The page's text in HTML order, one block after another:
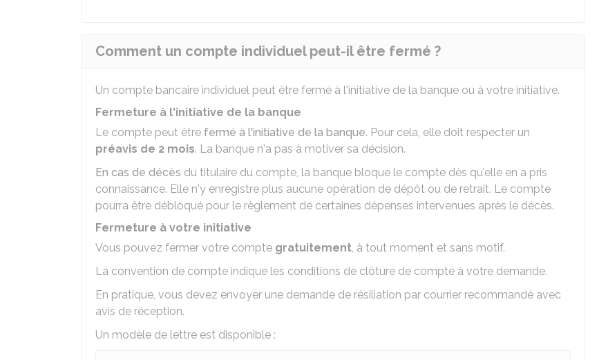
Comment un compte individuel peut-il être fermé ?
Un compte bancaire individuel peut être fermé à l'initiative de la banque ou à votre initiative.
Fermeture à l'initiative de la banque
Le compte peut être fermé à l'initiative de la banque. Pour cela, elle doit respecter un
préavis de 2 mois. La banque n'a pas à motiver sa décision.
En cas de décès du titulaire du compte, la banque bloque le compte dès qu'elle en a pris
connaissance. Elle n'y enregistre plus aucune opération de dépôt ou de retrait. Le compte
pourra être débloqué pour le règlement de certaines dépenses intervenues après le décès.
Fermeture à votre initiative
Vous pouvez fermer votre compte gratuitement, à tout moment et sans motif.
La convention de compte indique les conditions de clôture de compte à votre demande.
En pratique, vous devez envoyer une demande de résiliation par courrier recommandé avec
avis de réception.
Un modèle de lettre est disponible :